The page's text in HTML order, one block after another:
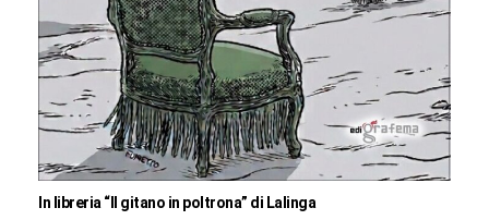
In libreria “Il gitano in poltrona” di Lalinga